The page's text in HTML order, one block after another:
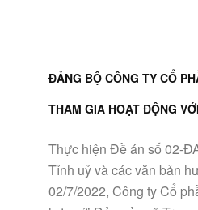
ĐẢNG BỘ CÔNG TY CỔ
THAM GIA HOẠT ĐỘNG
Thực hiện Đề án số 02-
Tỉnh uỷ và các văn bản
02/7/2022, Công ty Cổ